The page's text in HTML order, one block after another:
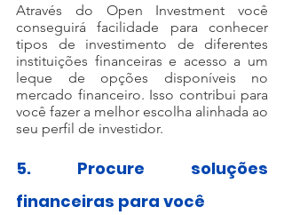
Através do Open Investment você
conseguirá facilidade para conhecer
tipos de investimento de diferentes
instituições financeiras e acesso a um
leque de opções disponíveis no
mercado financeiro. Isso contribui para
você fazer a melhor escolha alinhada ao
seu perfil de investidor.
5. Procure soluções
financeiras para você